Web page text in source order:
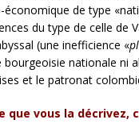
de type
du type de celle
(une inefficience «
bourgeoisie nationale ni
et le patronat
que vous la décrivez,